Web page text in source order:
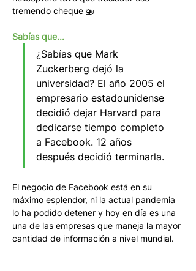
tremendo cheque 🚁
Sabías que...
¿Sabías que Mark
Zuckerberg dejó la
universidad? El año 2005 el
empresario estadounidense
decidió dejar Harvard para
dedicarse tiempo completo
a Facebook. 12 años
después decidió terminarla.
El negocio de Facebook está en su
máximo esplendor, ni la actual pandemia
lo ha podido detener y hoy en día es una
una de las empresas que maneja la mayor
cantidad de información a nivel mundial.